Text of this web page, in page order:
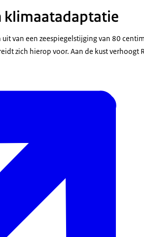
klimaatadaptatie
uit van een zeespiegelstijging van 80
zich hierop voor. Aan de kust verhoogt